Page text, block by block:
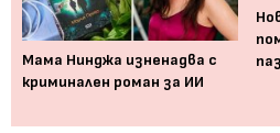
Мама Нинджа изненадва с
криминален роман за ИИ